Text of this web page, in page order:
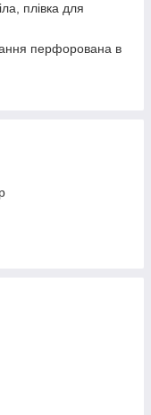
плівка для
перфорована в
ґрунту
перфорована
стрічка,